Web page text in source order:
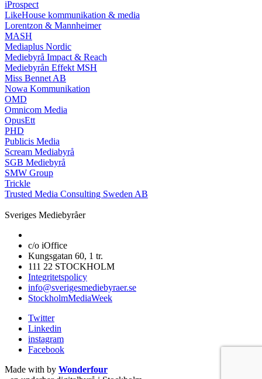
iProspect
LikeHouse kommunikation & media
Lorentzon & Mannheimer
MASH
Mediaplus Nordic
Mediebyrå Impact & Reach
Mediebyrån Effekt MSH
Miss Bennet AB
Nowa Kommunikation
OMD
Omnicom Media
OpusEtt
PHD
Publicis Media
Scream Mediabyrå
SGB Mediebyrå
SMW Group
Trickle
Trusted Media Consulting Sweden AB
Sveriges Mediebyråer
c/o iOffice
Kungsgatan 60, 1 tr.
111 22 STOCKHOLM
Integritetspolicy
info@sverigesmediebyraer.se
StockholmMediaWeek
Twitter
Linkedin
instagram
Facebook
Made with by Wonderfour